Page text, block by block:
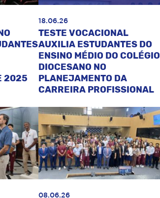
2025
18.06.26
TESTE VOCACIONAL
AUXILIA ESTUDANTES DO
ENSINO MÉDIO DO COLÉGIO
DIOCESANO NO
PLANEJAMENTO DA
CARREIRA PROFISSIONAL
08.06.26